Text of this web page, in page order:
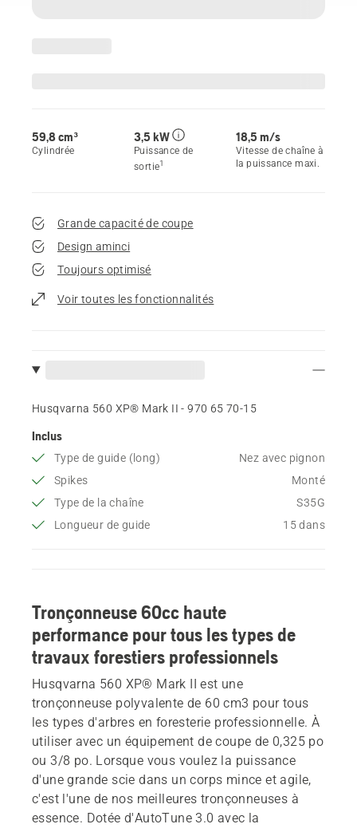
59,8 cm³
Cylindrée
3,5 kW
Puissance de
sortie1
18,5 m/s
Vitesse de chaîne à
la puissance maxi.
Grande capacité de coupe
Design aminci
Toujours optimisé
Voir toutes les fonctionnalités
Husqvarna 560 XP® Mark II - 970 65 70‑15
Inclus
Type de guide (long)
Nez avec pignon
Spikes
Monté
Type de la chaîne
S35G
Longueur de guide
15 dans
Tronçonneuse 60cc haute
performance pour tous les types de
travaux forestiers professionnels
Husqvarna 560 XP® Mark II est une
tronçonneuse polyvalente de 60 cm3 pour tous
les types d'arbres en foresterie professionnelle. À
utiliser avec un équipement de coupe de 0,325 po
ou 3/8 po. Lorsque vous voulez la puissance
d'une grande scie dans un corps mince et agile,
c'est l'une de nos meilleures tronçonneuses à
essence. Dotée d'AutoTune 3.0 avec la